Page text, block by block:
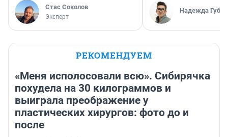
Стас Соколов
Эксперт
Надежда
РЕКОМЕНДУЕМ
«Меня исполосовали всю». Сибирячка
похудела на 30 килограммов и
выиграла преображение у
пластических хирургов: фото до и
после